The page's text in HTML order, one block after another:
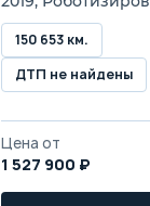
150 653 км.
ДТП не найдены
Цена от
1 527 900 ₽